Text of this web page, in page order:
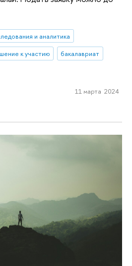
и аналитика
к участию
бакалавриат
11 марта 2024